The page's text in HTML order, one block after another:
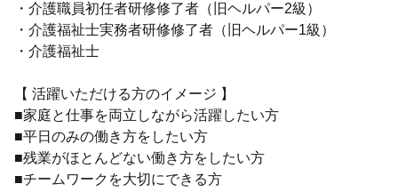
・介護職員初任者研修修了者（旧ヘルパー2級）
・介護福祉士実務者研修修了者（旧ヘルパー1級）
・介護福祉士
【 活躍いただける方のイメージ 】
■家庭と仕事を両立しながら活躍したい方
■平日のみの働き方をしたい方
■残業がほとんどない働き方をしたい方
■チームワークを大切にできる方